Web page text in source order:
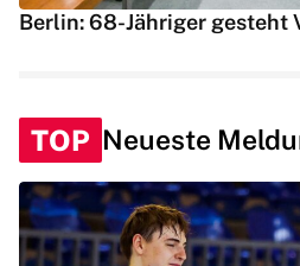
Berlin: 68-Jähriger gesteht
TOP Neueste